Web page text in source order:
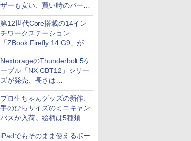
ザーも安い、買い時のパーツ
は？【8月7日(金)22時配信】
第12世代Core搭載の14イン
チワークステーション
「ZBook Firefly 14 G9」が
79,800円！秋葉原で中古PC
セール
NextorageのThunderbolt 5ケ
ーブル「NX-CBT12」シリー
ズが発売、長さは
30cm/50cm/1mの3種類
プロ生ちゃんグッズの新作、
手のひらサイズのミニキャン
バスが入荷。絵柄は5種類
iPadでもそのまま使えるボー